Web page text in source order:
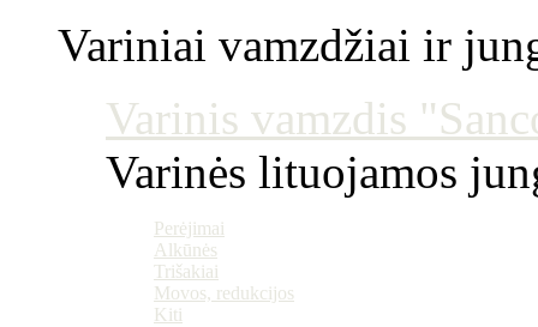
Variniai vamzdžiai ir
Varinis vamzdis
Varinės lituojamos
Perėjimai
Alkūnės
Trišakiai
Movos, redukcijos
Kiti